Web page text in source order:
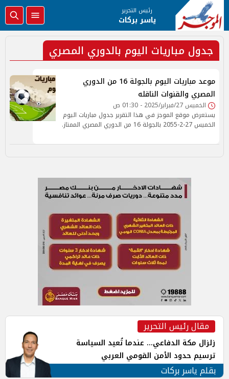
رئيس التحرير
ياسر بركات
جدول مباريات اليوم بالدوري المصري
موعد مباريات اليوم بالجولة 16 من الدوري
المصري والقنوات الناقله
الخميس 27/فبراير/2025 - 01:30 ص
يستعرض موقع الموجز في هذا التقرير جدول مباريات اليوم
الخميس 27-2-2055 بالجولة 16 من الدوري المصري الممتاز.
مقال رئيس التحرير
زلزال مكة الدفاعي... عندما تُعيد السياسة
ترسيم حدود الأمن القومي العربي
بقلم ياسر بركات